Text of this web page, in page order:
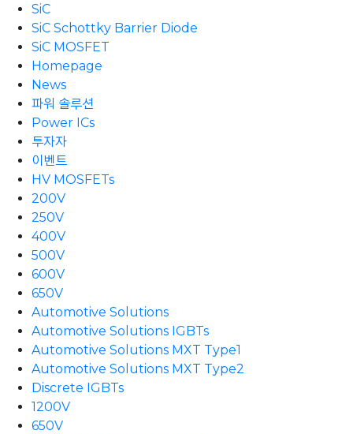
SiC
SiC Schottky Barrier Diode
SiC MOSFET
Homepage
News
파워 솔루션
Power ICs
투자자
이벤트
HV MOSFETs
200V
250V
400V
500V
600V
650V
Automotive Solutions
Automotive Solutions IGBTs
Automotive Solutions MXT Type1
Automotive Solutions MXT Type2
Discrete IGBTs
1200V
650V